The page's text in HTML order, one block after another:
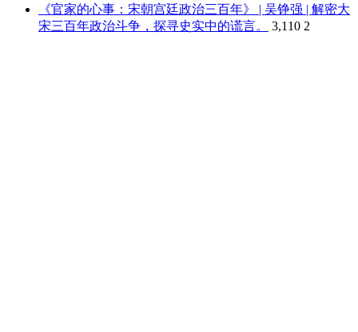
《官家的心事：宋朝宫廷政治三百年》 | 吴铮强 | 解密大
宋三百年政治斗争，探寻史实中的谎言。
3,110 2